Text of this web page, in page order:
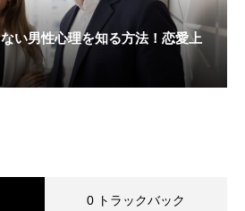
い男性心理を知る方法！恋愛上
0 トラックバック